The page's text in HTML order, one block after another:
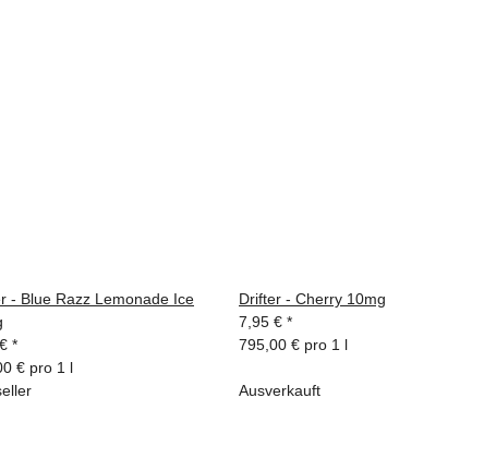
- Blue Razz Lemonade Ice
*
€ pro 1 l
Drifter - Cherry 10mg
7,95 € *
795,00 € pro 1 l
Ausverkauft